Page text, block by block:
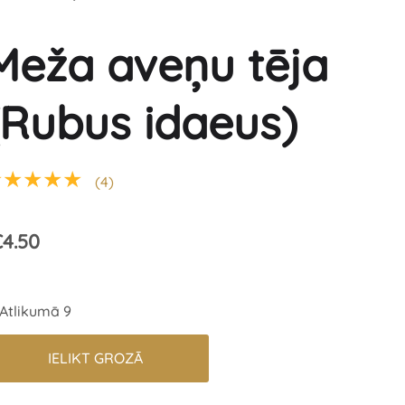
aveņu tēja
idaeus)
(4)
9
IELIKT GROZĀ